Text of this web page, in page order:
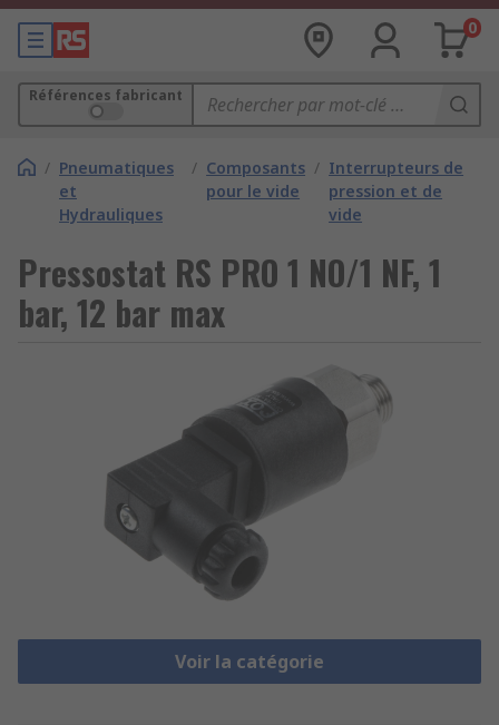
0
Références fabricant
/ Pneumatiques
et
Hydrauliques
/ Composants
pour le vide
/ Interrupteurs de
pression et de
vide
Pressostat RS PRO 1 NO/1 NF, 1
bar, 12 bar max
Voir la catégorie